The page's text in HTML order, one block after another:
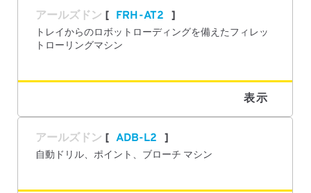
アールズドン FRH-AT2
トレイからのロボットローディングを備えたフィレッ
トローリングマシン
表示
アールズドン ADB-L2
自動ドリル、ポイント、ブローチ マシン